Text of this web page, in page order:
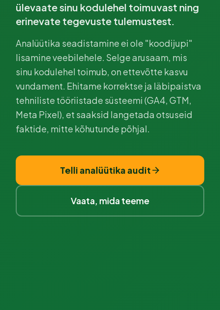
ülevaate sinu kodulehel toimuvast ning
erinevate tegevuste tulemustest.
Analüütika seadistamine ei ole "koodijupi"
lisamine veebilehele. Selge arusaam, mis
sinu kodulehel toimub, on ettevõtte kasvu
vundament. Ehitame korrektse ja läbipaistva
tehniliste tööriistade süsteemi (GA4, GTM,
Meta Pixel), et saaksid langetada otsuseid
faktide, mitte kõhutunde põhjal.
Telli analüütika audit
Vaata, mida teeme